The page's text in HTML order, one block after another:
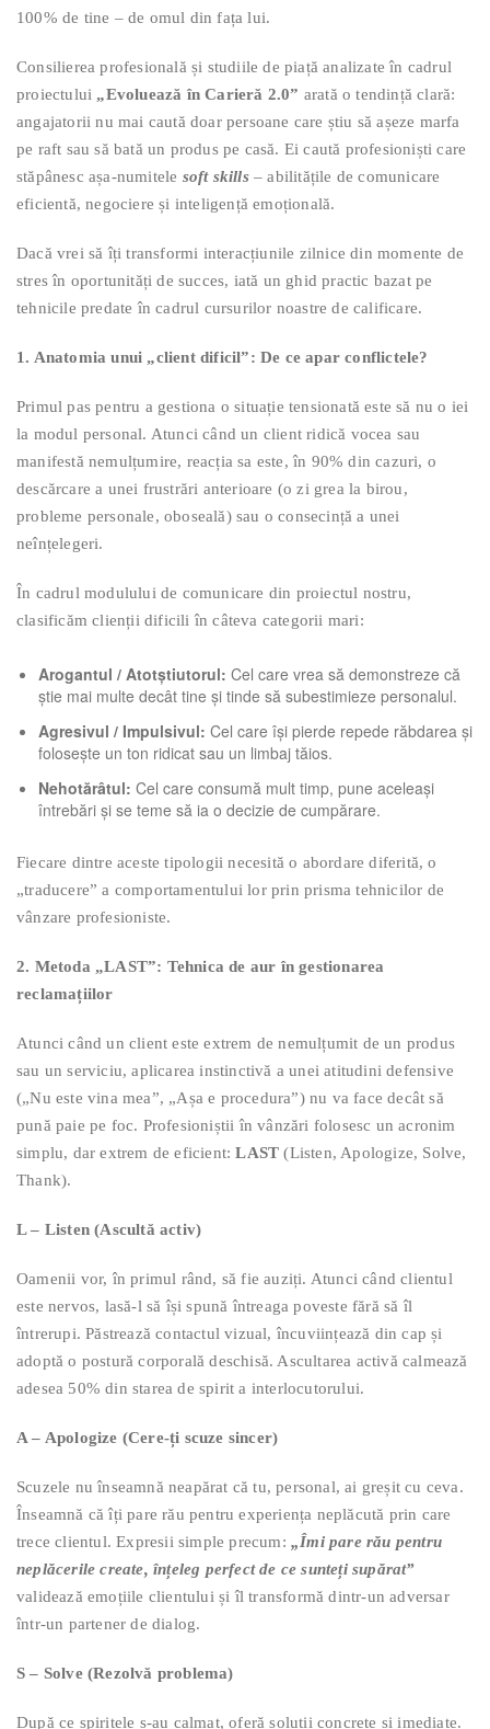
100% de tine – de omul din fața lui.
Consilierea profesională și studiile de piață analizate în cadrul
proiectului „Evoluează în Carieră 2.0” arată o tendință clară:
angajatorii nu mai caută doar persoane care știu să așeze marfa
pe raft sau să bată un produs pe casă. Ei caută profesioniști care
stăpânesc așa-numitele soft skills– abilitățile de comunicare
eficientă, negociere și inteligență emoțională.
Dacă vrei să îți transformi interacțiunile zilnice din momente de
stres în oportunități de succes, iată un ghid practic bazat pe
tehnicile predate în cadrul cursurilor noastre de calificare.
1. Anatomia unui „client dificil”: De ce apar conflictele?
Primul pas pentru a gestiona o situație tensionată este să nu o iei
la modul personal. Atunci când un client ridică vocea sau
manifestă nemulțumire, reacția sa este, în 90% din cazuri, o
descărcare a unei frustrări anterioare (o zi grea la birou,
probleme personale, oboseală) sau o consecință a unei
neînțelegeri.
În cadrul modulului de comunicare din proiectul nostru,
clasificăm clienții dificili în câteva categorii mari:
Arogantul / Atotștiutorul: Cel care vrea să demonstreze că
știe mai multe decât tine și tinde să subestimieze personalul.
Agresivul / Impulsivul: Cel care își pierde repede răbdarea și
folosește un ton ridicat sau un limbaj tăios.
Nehotărâtul: Cel care consumă mult timp, pune aceleași
întrebări și se teme să ia o decizie de cumpărare.
Fiecare dintre aceste tipologii necesită o abordare diferită, o
„traducere” a comportamentului lor prin prisma tehnicilor de
vânzare profesioniste.
2. Metoda „LAST”: Tehnica de aur în gestionarea
reclamațiilor
Atunci când un client este extrem de nemulțumit de un produs
sau un serviciu, aplicarea instinctivă a unei atitudini defensive
(„Nu este vina mea”, „Așa e procedura”) nu va face decât să
pună paie pe foc. Profesioniștii în vânzări folosesc un acronim
simplu, dar extrem de eficient:LAST (Listen, Apologize, Solve,
Thank).
L – Listen (Ascultă activ)
Oamenii vor, în primul rând, să fie auziți. Atunci când clientul
este nervos, lasă-l să își spună întreaga poveste fără să îl
întrerupi. Păstrează contactul vizual, încuviințează din cap și
adoptă o postură corporală deschisă. Ascultarea activă calmează
adesea 50% din starea de spirit a interlocutorului.
A – Apologize (Cere-ți scuze sincer)
Scuzele nu înseamnă neapărat că tu, personal, ai greșit cu ceva.
Înseamnă că îți pare rău pentru experiența neplăcută prin care
trece clientul. Expresii simple precum: „Îmi pare rău pentru
neplăcerile create, înțeleg perfect de ce sunteți supărat”
validează emoțiile clientului și îl transformă dintr-un adversar
într-un partener de dialog.
S – Solve (Rezolvă problema)
După ce spiritele s-au calmat, oferă soluții concrete și imediate.